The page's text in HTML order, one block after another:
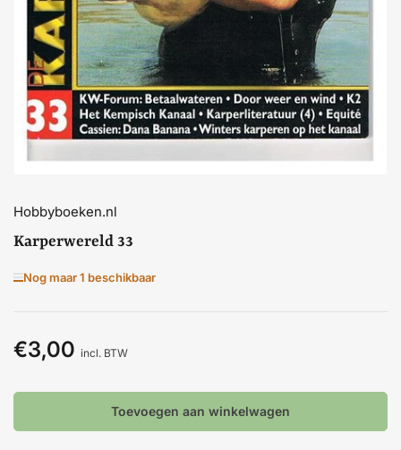
Hobbyboeken.nl
Karperwereld 33
Nog maar 1 beschikbaar
Normale
€3,00 incl. BTW
Toevoegen aan winkelwagen